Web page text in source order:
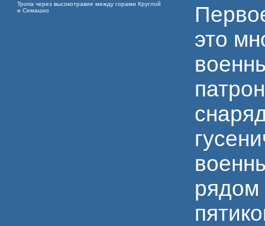
Тропа через высокотравие между горами Круглой
и Семашхо
это
рядом